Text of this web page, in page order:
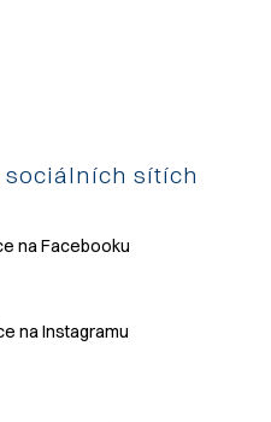
sociálních sítích
na Facebooku
na Instagramu